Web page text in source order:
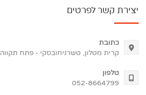
יצירת קשר לפרטים
כתובת
קרית מטלון, טשרניחובסקי - פתח תקווה
טלפון
052-8664799